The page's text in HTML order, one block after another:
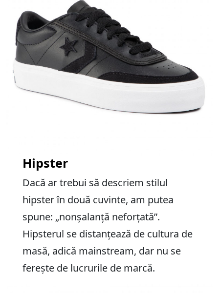
Hipster
Dacă ar trebui să descriem stilul
hipster în două cuvinte, am putea
spune: „nonșalanță neforțată”.
Hipsterul se distanțează de cultura de
masă, adică mainstream, dar nu se
ferește de lucrurile de marcă.